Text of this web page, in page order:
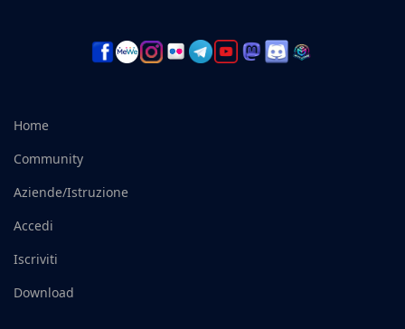
Home
Community
Aziende/Istruzione
Accedi
Iscriviti
Download